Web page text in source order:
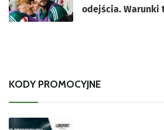
odejścia. Warunki
KODY PROMOCYJNE